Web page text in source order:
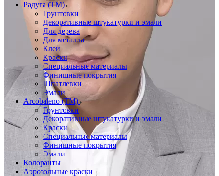
Радуга (ТМ)
Грунтовки
Декоративные штукатурки и эмали
Для дерева
Для металла
Клеи
Краски
Специальные материалы
Финишные покрытия
Шпатлевки
Эмали
Arcobaleno (ТМ)
Грунтовки
Декоративные штукатурки и эмали
Краски
Специальные материалы
Финишные покрытия
Эмали
Колоранты
Аэрозольные краски